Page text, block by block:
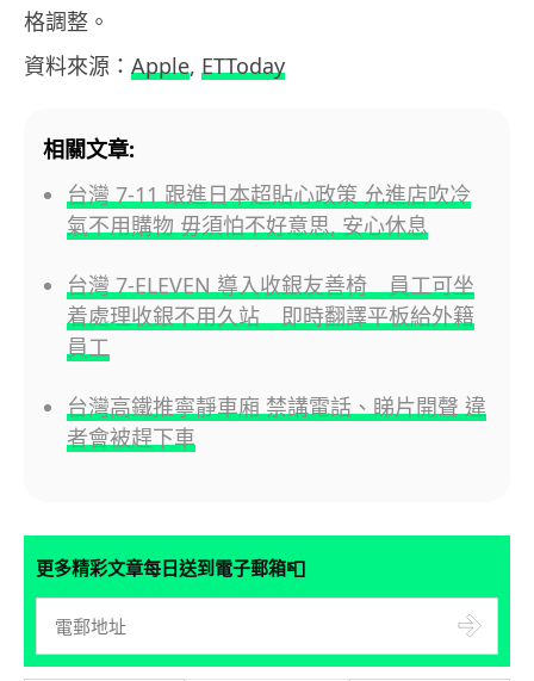
格調整。
資料來源： Apple, ETToday
相關文章:
台灣 7-11 跟進日本超貼心政策 允進店吹冷
氣不用購物 毋須怕不好意思, 安心休息
台灣 7-ELEVEN 導入收銀友善椅 員工可坐
着處理收銀不用久站 即時翻譯平板給外籍
員工
台灣高鐵推寧靜車廂 禁講電話、睇片開聲 違
者會被趕下車
更多精彩文章每日送到電子郵箱📮